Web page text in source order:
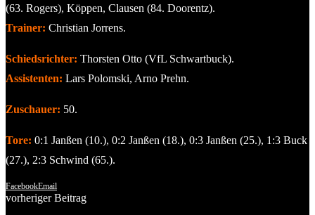
(63. Rogers), Köppen, Clausen (84. Doorentz).
Trainer: Christian Jorrens.
Schiedsrichter: Thorsten Otto (VfL Schwartbuck).
Assistenten: Lars Polomski, Arno Prehn.
Zuschauer: 50.
Tore: 0:1 Janßen (10.), 0:2 Janßen (18.), 0:3 Janßen (25.), 1:3 Buck
(27.), 2:3 Schwind (65.).
FacebookEmail
vorheriger Beitrag